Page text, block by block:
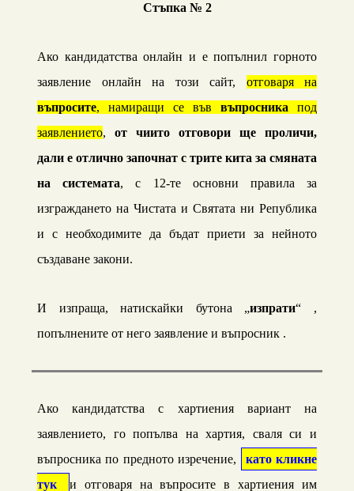
Стъпка № 2
Ако кандидатства онлайн и е попълнил горното
заявление онлайн на този сайт, отговаря на
въпросите, намиращи се във въпросника под
заявлението, от чиито отговори ще проличи,
дали е отлично започнат с трите кита за смяната
на системата, с 12-те основни правила за
изграждането на Чистата и Святата ни Република
и с необходимите да бъдат приети за нейното
създаване закони.
И изпраща, натискайки бутона „изпрати“ ,
попълнените от него заявление и въпросник .
Ако кандидатства с хартиения вариант на
заявлението, го попълва на хартия, сваля си и
въпросника по предното изречение,
като кликне
тук
и отговаря на въпросите в хартиения им